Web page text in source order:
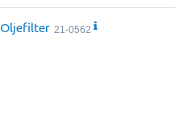
Oljefilter 21-0562